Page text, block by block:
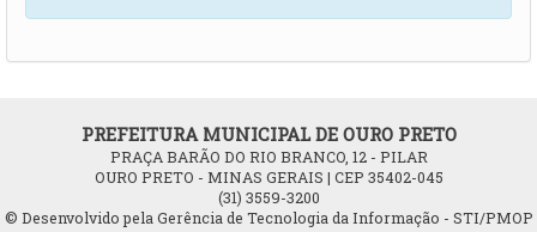
PREFEITURA MUNICIPAL DE OURO PRETO
PRAÇA BARÃO DO RIO BRANCO, 12 - PILAR
OURO PRETO - MINAS GERAIS | CEP 35402-045
(31) 3559-3200
© Desenvolvido pela Gerência de Tecnologia da Informação - STI/PMOP